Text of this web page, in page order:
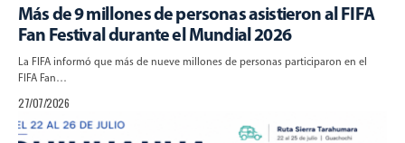
Más de 9 millones de personas asistieron al FIFA
Fan Festival durante el Mundial 2026
La FIFA informó que más de nueve millones de personas participaron en el
FIFA Fan…
27/07/2026